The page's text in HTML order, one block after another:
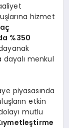
hizmet
%350
dayalı menkul
piyasasında
etkin
mutlu